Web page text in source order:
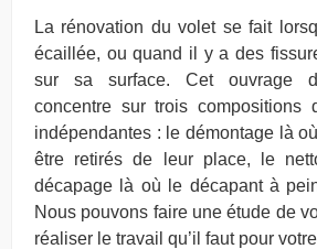
La rénovation du volet se fait
écaillée, ou quand il y a des
sur sa surface. Cet ouvrage
concentre sur trois compositions
indépendantes : le démontage là
être retirés de leur place, le
décapage là où le décapant à
Nous pouvons faire une étude de
réaliser le travail qu’il faut pour